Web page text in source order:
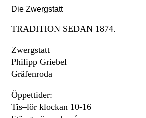
Die Zwergstatt
TRADITION SEDAN 1874.
Zwergstatt
Philipp Griebel
Gräfenroda
Öppettider:
Tis–lör klockan 10-16